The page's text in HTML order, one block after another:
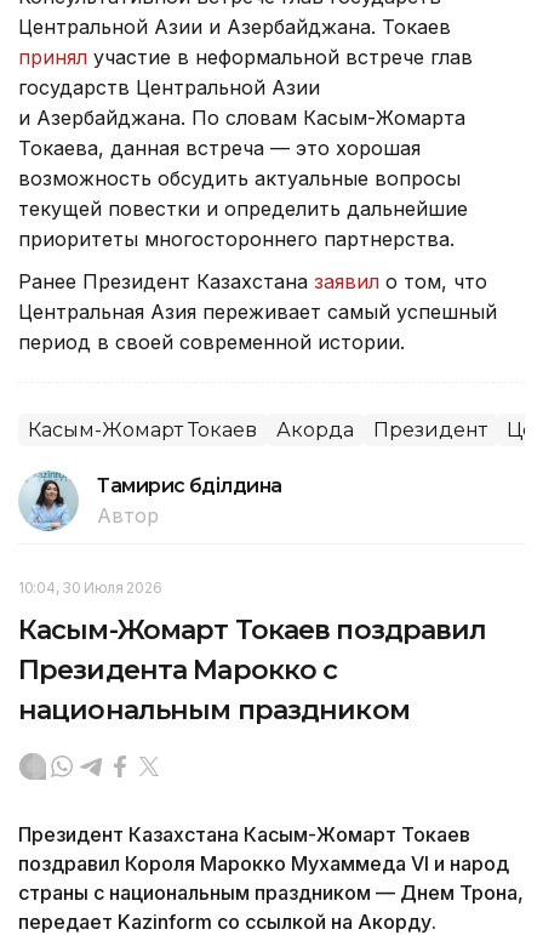
Центральной Азии и Азербайджана. Токаев
принял участие в неформальной встрече глав
государств Центральной Азии
и Азербайджана. По словам Касым-Жомарта
Токаева, данная встреча — это хорошая
возможность обсудить актуальные вопросы
текущей повестки и определить дальнейшие
приоритеты многостороннего партнерства.
Ранее Президент Казахстана заявил о том, что
Центральная Азия переживает самый успешный
период в своей современной истории.
Касым-Жомарт Токаев Акорда Президент
Тамирис Әбділдина
Автор
10:04, 30 Июля 2026
Касым-Жомарт Токаев поздравил
Президента Марокко с
национальным праздником
Президент Казахстана Касым-Жомарт Токаев
поздравил Короля Марокко Мухаммеда VI и народ
страны с национальным праздником — Днем Трона,
передает Kazinform со ссылкой на Акорду.